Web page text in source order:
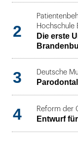
2
Hochschule
Die erste
3 Deutsche
4 Reform der
Entwurf